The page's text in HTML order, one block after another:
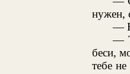
нужен,
—
—
беси,
тебе